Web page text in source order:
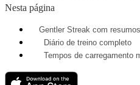
Nesta página
Gentler Streak com
Diário de treino completo
Tempos de carregamento